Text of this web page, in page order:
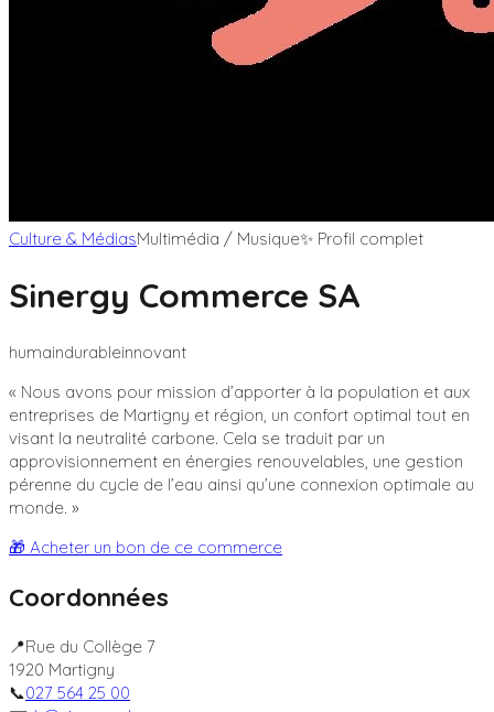
Culture & MédiasMultimédia / Musique✨ Profil complet
Sinergy Commerce SA
humaindurableinnovant
« Nous avons pour mission d’apporter à la population et aux
entreprises de Martigny et région, un confort optimal tout en
visant la neutralité carbone. Cela se traduit par un
approvisionnement en énergies renouvelables, une gestion
pérenne du cycle de l’eau ainsi qu’une connexion optimale au
monde. »
🎁 Acheter un bon de ce commerce
Coordonnées
📍Rue du Collège 7
1920 Martigny
📞027 564 25 00